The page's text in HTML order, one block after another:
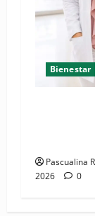
Bienestar
Pascualina
2026
0